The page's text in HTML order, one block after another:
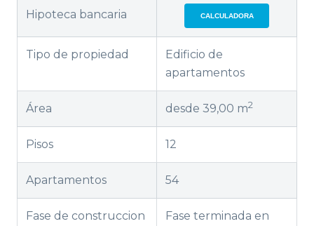
Hipoteca bancaria CALCULADORA
Tipo de propiedad
Edificio de
apartamentos
Área desde 39,00 m2
Pisos 12
Apartamentos 54
Fase de construccion
Fase terminada en